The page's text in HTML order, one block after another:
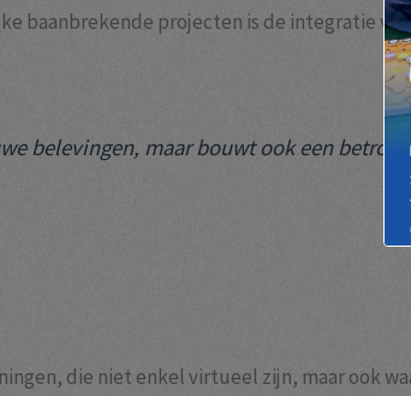
baanbrekende projecten is de integratie
belevingen, maar bouwt ook een
die niet enkel virtueel zijn, maar ook